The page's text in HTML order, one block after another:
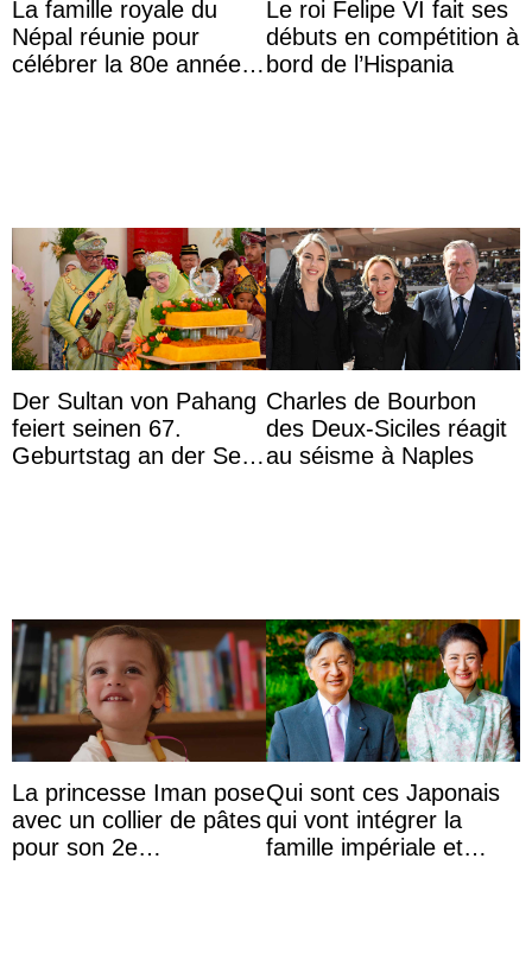
La famille royale du
Népal réunie pour
célébrer la 80e année
Le roi Felipe VI fait ses
débuts en compétition à
bord de l’Hispania
Der Sultan von Pahang
feiert seinen 67.
Geburtstag an der Seite
Charles de Bourbon
des Deux-Siciles réagit
au séisme à Naples
La princesse Iman pose
avec un collier de pâtes
pour son 2e
Qui sont ces Japonais
qui vont intégrer la
famille impériale et